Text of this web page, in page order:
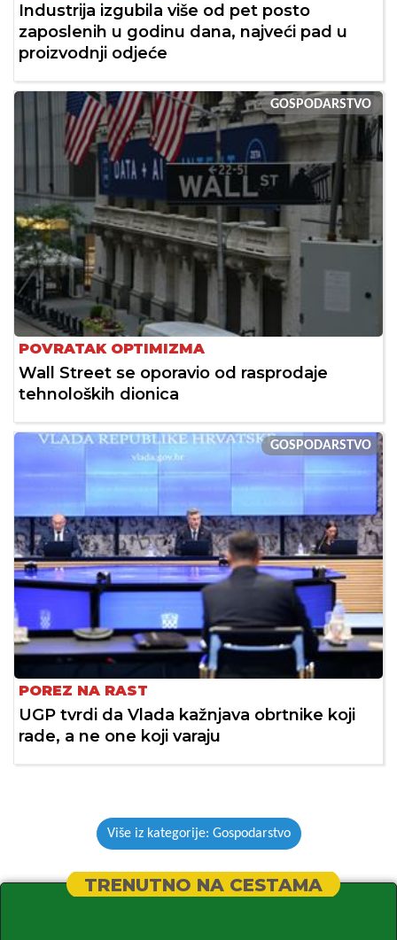
Industrija izgubila više od pet posto
zaposlenih u godinu dana, najveći pad u
proizvodnji odjeće
GOSPODARSTVO
POVRATAK OPTIMIZMA
Wall Street se oporavio od rasprodaje
tehnoloških dionica
GOSPODARSTVO
POREZ NA RAST
UGP tvrdi da Vlada kažnjava obrtnike koji
rade, a ne one koji varaju
Više iz kategorije: Gospodarstvo
TRENUTNO NA CESTAMA